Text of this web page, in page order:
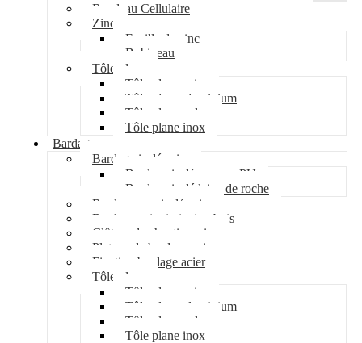
Bandeau Cellulaire
Zinc
Feuille de zinc
Bobineau
Tôle plane
Tôle plane acier
Tôle plane aluminium
Tôle plane galva
Tôle plane inox
Bardage
Bardage isolé acier
Bardage isolé mousse PU
Bardage isolé laine de roche
Bardage non isolé acier
Bardage acier imitation bois
Clôture de chantier acier
Plateau de bardage acier
Fixation bardage acier
Tôle plane
Tôle plane acier
Tôle plane aluminium
Tôle plane galva
Tôle plane inox